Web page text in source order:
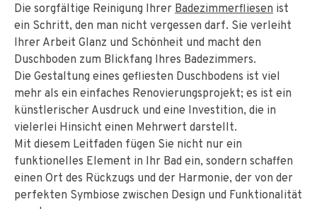
Die sorgfältige Reinigung Ihrer Badezimmerfliesen ist
ein Schritt, den man nicht vergessen darf. Sie verleiht
Ihrer Arbeit Glanz und Schönheit und macht den
Duschboden zum Blickfang Ihres Badezimmers.
Die Gestaltung eines gefliesten Duschbodens ist viel
mehr als ein einfaches Renovierungsprojekt; es ist ein
künstlerischer Ausdruck und eine Investition, die in
vielerlei Hinsicht einen Mehrwert darstellt.
Mit diesem Leitfaden fügen Sie nicht nur ein
funktionelles Element in Ihr Bad ein, sondern schaffen
einen Ort des Rückzugs und der Harmonie, der von der
perfekten Symbiose zwischen Design und Funktionalität